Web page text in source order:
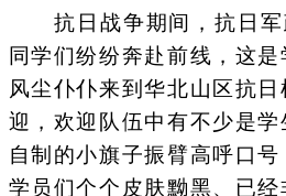
抗日战争期间，抗日军
同学们纷纷奔赴前线，这
风尘仆仆来到华北山区抗
迎，欢迎队伍中有不少是
自制的小旗子振臂高呼口
学员们个个皮肤黝黑、已